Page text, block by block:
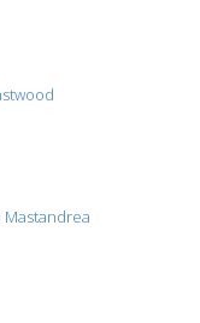
Mastandrea